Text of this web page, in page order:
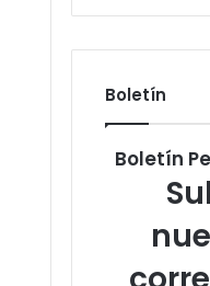
Boletín
Boletín